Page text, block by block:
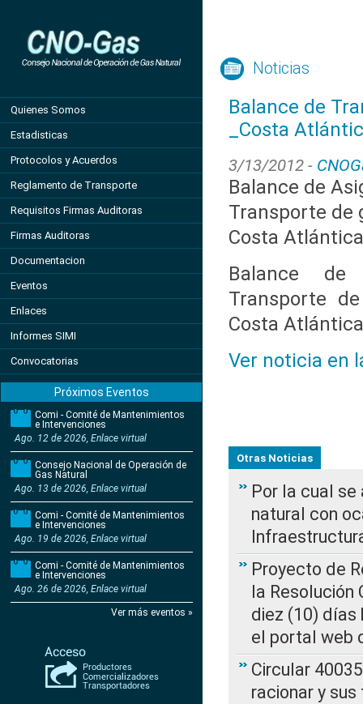
Quienes Somos
Estadisticas
Protocolos y Acuerdos
Reglamento de Transporte
Requisitos Firmas Auditoras
Firmas Auditoras
Documentacion
Eventos
Enlaces
Informes SIMI
Convocatorias
Próximos Eventos
Comi - Comité de Mantenimientos
e Intervenciones
Ago. 12 de 2026, Enlace virtual
Consejo Nacional de Operación de
Gas Natural
Ago. 13 de 2026, Enlace virtual
Comi - Comité de Mantenimientos
e Intervenciones
Ago. 19 de 2026, Enlace virtual
Comi - Comité de Mantenimientos
e Intervenciones
Ago. 26 de 2026, Enlace virtual
Ver más eventos »
Noticias
Balance de
_Costa
3/13/2012 -
Balance de
Transporte de
Costa Atlántica
Balance de
Transporte
Costa Atlántica
Ver noticia en
Otras Noticias
Por la cual
natural con
Proyecto de
la Resolución
diez (10) días
el portal web
Circular
racionar y